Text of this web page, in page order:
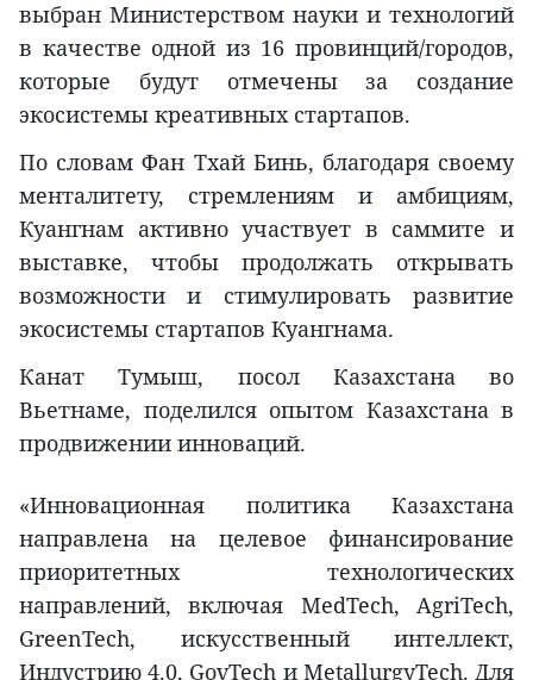
выбран Министерством науки и технологий
в качестве одной из 16 провинций/городов,
которые будут отмечены за создание
экосистемы креативных стартапов.
По словам Фан Тхай Бинь, благодаря своему
менталитету, стремлениям и амбициям,
Куангнам активно участвует в саммите и
выставке, чтобы продолжать открывать
возможности и стимулировать развитие
экосистемы стартапов Куангнама.
Канат Тумыш, посол Казахстана во
Вьетнаме, поделился опытом Казахстана в
продвижении инноваций.
«Инновационная политика Казахстана
направлена на целевое финансирование
приоритетных технологических
направлений, включая MedTech, AgriTech,
GreenTech, искусственный интеллект,
Индустрию 4.0, GovTech и MetallurgyTech. Для